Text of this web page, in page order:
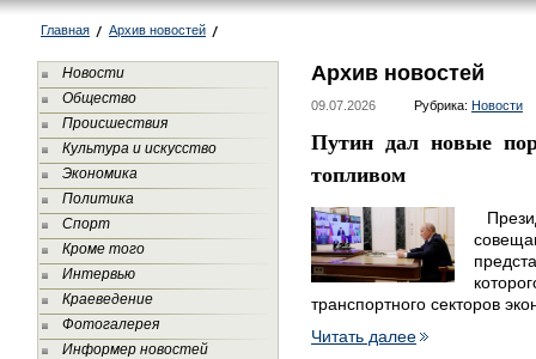
Главная Архив новостей
Новости
Общество
Происшествия
Культура и искусство
Экономика
Политика
Спорт
Кроме того
Интервью
Краеведение
Фотогалерея
Информер новостей
Архив новостей
09.07.2026 Рубрика: Новости
Путин дал новые
топливом
транспортного секторов
Читать далее